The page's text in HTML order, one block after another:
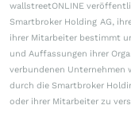
wallstreetONLINE
Smartbroker Holding AG,
ihrer Mitarbeiter bestimmt
und Auffassungen ihrer
verbundenen Unternehmen
durch die Smartbroker
oder ihrer Mitarbeiter zu